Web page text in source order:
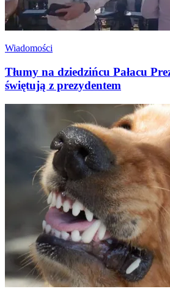
Wiadomości
Tłumy na dziedzińcu Pałacu
świętują z prezydentem